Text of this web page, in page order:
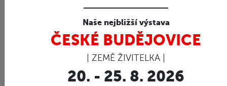
Naše nejbližší výstava
ČESKÉ BUDĚJOVICE
| ZEMĚ ŽIVITELKA |
20. - 25. 8. 2026